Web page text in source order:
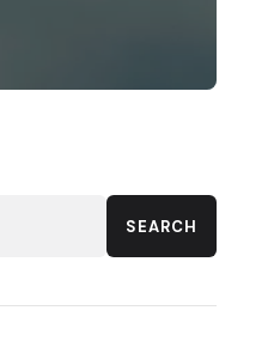
SEARCH